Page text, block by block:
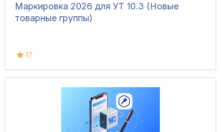
Маркировка 2026 для УТ 10.3 (Новые
товарные группы)
17